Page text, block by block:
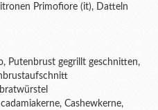
Primofiore (it), Datteln
Putenbrust gegrillt geschnitten,
Cashewkerne,